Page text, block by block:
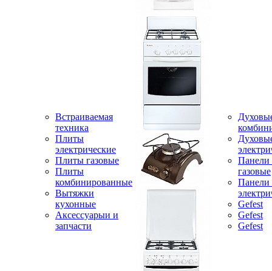
Встраиваемая
техника
Плиты
электрические
Плиты газовые
Плиты
комбинированные
Вытяжки
кухонные
Аксессуарыи и
запчасти
Панели
газовые
Панели
Gefest
Gefest
Gefest